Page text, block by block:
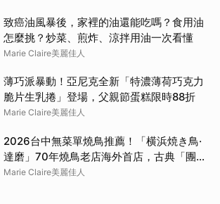
致癌油風暴後，家裡的油還能吃嗎？食用油
怎麼挑？炒菜、煎炸、涼拌用油一次看懂
Marie Claire美麗佳人
薄巧派暴動！亞尼克全新「特濃薄荷巧克力
脆片生乳捲」登場，父親節蛋糕限時88折
Marie Claire美麗佳人
2026台中無菜單燒鳥推薦！「横浜焼き鳥·
達磨」70年燒鳥老店海外首店，古典「團扇
控火」技法成就銷魂美味
Marie Claire美麗佳人